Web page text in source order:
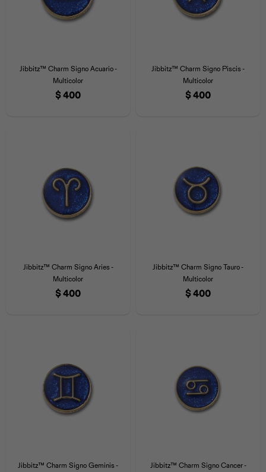
Jibbitz™ Charm Signo Acuario -
Multicolor
$400
Jibbitz™ Charm Signo Piscis -
Multicolor
$400
Jibbitz™ Charm Signo Aries -
Multicolor
$400
Jibbitz™ Charm Signo Tauro -
Multicolor
$400
Jibbitz™ Charm Signo Geminis -
Jibbitz™ Charm Signo Cancer -